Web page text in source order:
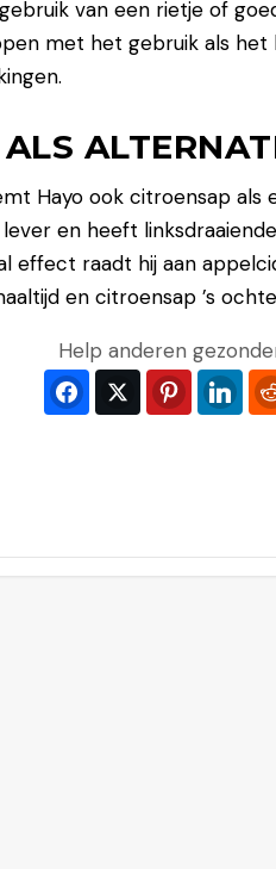
van een rietje of
met het gebruik als het
Hayo ook citroensap als
en heeft
effect raadt hij aan
en citroensap ’s
Help anderen
FacebookTwitter Pinterest